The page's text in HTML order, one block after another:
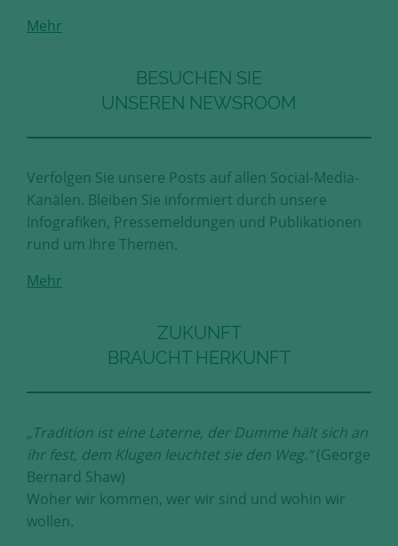
Mehr
BESUCHEN SIE
UNSEREN NEWSROOM
Verfolgen Sie unsere Posts auf allen Social-Media-
Kanälen. Bleiben Sie informiert durch unsere
Infografiken, Pressemeldungen und Publikationen
rund um Ihre Themen.
Mehr
ZUKUNFT
BRAUCHT HERKUNFT
„Tradition ist eine Laterne, der Dumme hält sich an
ihr fest, dem Klugen leuchtet sie den Weg.“(George
Bernard Shaw)
Woher wir kommen, wer wir sind und wohin wir
wollen.
die Anzahl der Besucher auf den
Seiten, Ihren Weg durch unseren
Internetauftritt oder das Gerät, mit
wieder für unsere Besucher
optimieren.
Speichern und schließen
Mehr über die genutzten Cookies erfahren